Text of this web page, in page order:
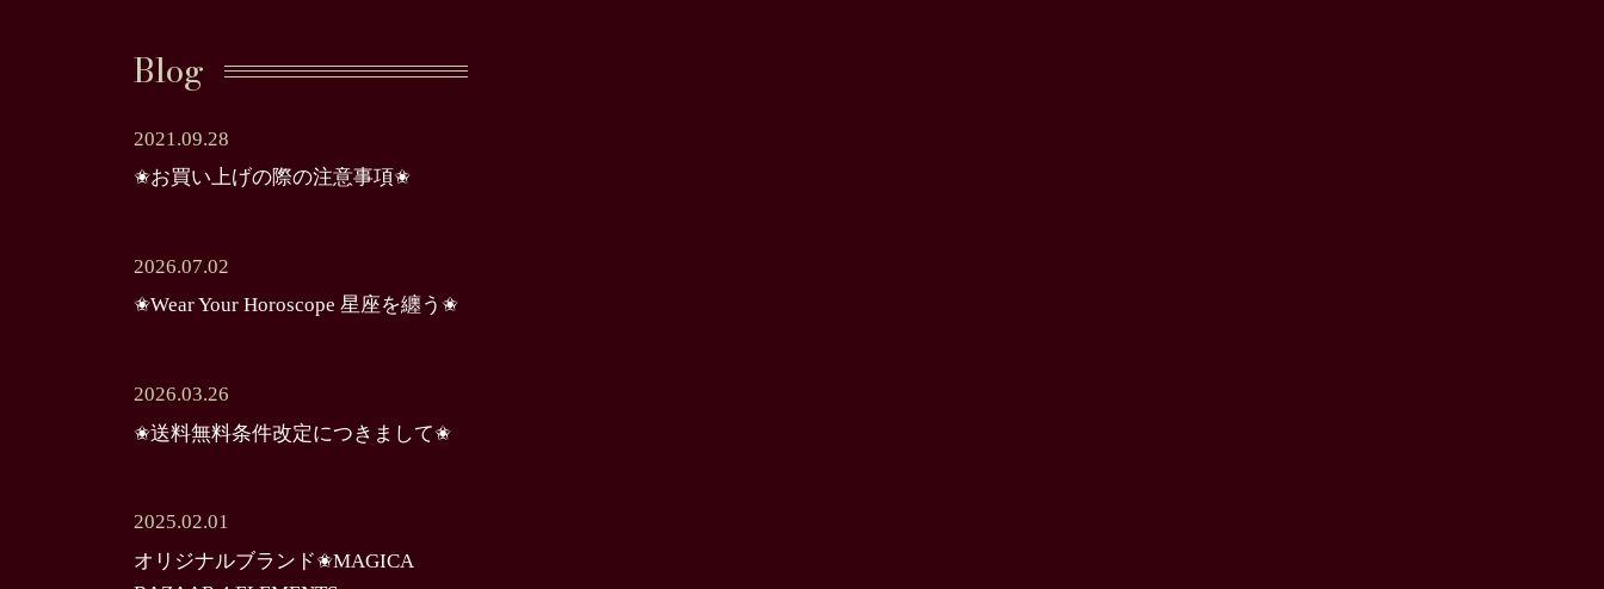
Blog
2021.09.28
✬お買い上げの際の注意事項✬
2026.07.02
✬Wear Your Horoscope 星座を纏う✬
2026.03.26
✬送料無料条件改定につきまして✬
2025.02.01
オリジナルブランド✬MAGICA